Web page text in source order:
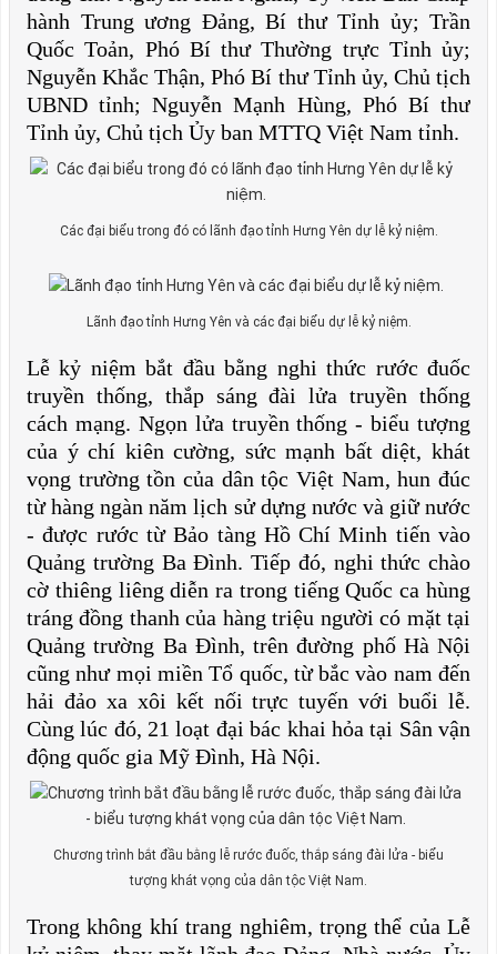
hành Trung ương Đảng, Bí thư Tỉnh ủy; Trần
Quốc Toản, Phó Bí thư Thường trực Tỉnh ủy;
Nguyễn Khắc Thận, Phó Bí thư Tỉnh ủy, Chủ tịch
UBND tỉnh; Nguyễn Mạnh Hùng, Phó Bí thư
Tỉnh ủy, Chủ tịch Ủy ban MTTQ Việt Nam tỉnh.
Các đại biểu trong đó có lãnh đạo tỉnh Hưng Yên dự lễ kỷ niệm.
Lãnh đạo tỉnh Hưng Yên và các đại biểu dự lễ kỷ niệm.
Lễ kỷ niệm bắt đầu bằng nghi thức rước đuốc
truyền thống, thắp sáng đài lửa truyền thống
cách mạng. Ngọn lửa truyền thống - biểu tượng
của ý chí kiên cường, sức mạnh bất diệt, khát
vọng trường tồn của dân tộc Việt Nam, hun đúc
từ hàng ngàn năm lịch sử dựng nước và giữ nước
- được rước từ Bảo tàng Hồ Chí Minh tiến vào
Quảng trường Ba Đình. Tiếp đó, nghi thức chào
cờ thiêng liêng diễn ra trong tiếng Quốc ca hùng
tráng đồng thanh của hàng triệu người có mặt tại
Quảng trường Ba Đình, trên đường phố Hà Nội
cũng như mọi miền Tổ quốc, từ bắc vào nam đến
hải đảo xa xôi kết nối trực tuyến với buổi lễ.
Cùng lúc đó, 21 loạt đại bác khai hỏa tại Sân vận
động quốc gia Mỹ Đình, Hà Nội.
Chương trình bắt đầu bằng lễ rước đuốc, thắp sáng đài lửa - biểu
tượng khát vọng của dân tộc Việt Nam.
Trong không khí trang nghiêm, trọng thể của Lễ